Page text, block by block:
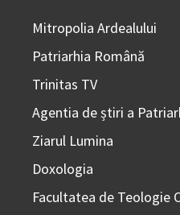
Mitropolia Ardealului
Patriarhia Română
Trinitas TV
Agentia de știri a
Ziarul Lumina
Doxologia
Facultatea de Teologie